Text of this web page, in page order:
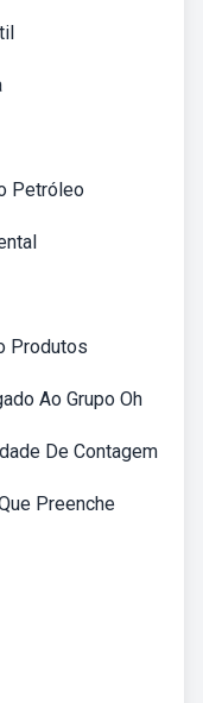
Petróleo
Produtos
Ao Grupo Oh
De Contagem
Preenche